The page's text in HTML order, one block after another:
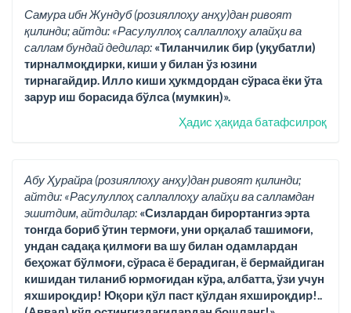
Самура ибн Жундуб (розияллоҳу анҳу)дан ривоят
қилинди; айтди: «Расулуллоҳ саллаллоҳу алайҳи ва
саллам бундай дедилар: «Тиланчилик бир (уқубатли)
тирналмоқдирки, киши у билан ўз юзини
тирнагайдир. Илло киши ҳукмдордан сўраса ёки ўта
зарур иш борасида бўлса (мумкин)».
Ҳадис ҳақида батафсилроқ
Абу Ҳурайра (розияллоҳу анҳу)дан ривоят қилинди;
айтди: «Расулуллоҳ саллаллоҳу алайҳи ва салламдан
эшитдим, айтдилар: «Сизлардан бирортангиз эрта
тонгда бориб ўтин термоғи, уни орқалаб ташимоғи,
ундан садақа қилмоғи ва шу билан одамлардан
беҳожат бўлмоғи, сўраса ё берадиган, ё бермайдиган
кишидан тиланиб юрмоғидан кўра, албатта, ўзи учун
яхшироқдир! Юқори қўл паст қўлдан яхшироқдир!..